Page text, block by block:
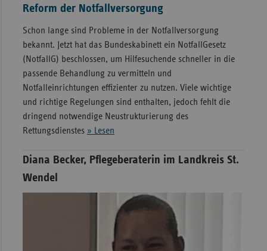
Reform der Notfallversorgung
Schon lange sind Probleme in der Notfallversorgung
bekannt. Jetzt hat das Bundeskabinett ein NotfallGesetz
(NotfallG) beschlossen, um Hilfesuchende schneller in die
passende Behandlung zu vermitteln und
Notfalleinrichtungen effizienter zu nutzen. Viele wichtige
und richtige Regelungen sind enthalten, jedoch fehlt die
dringend notwendige Neustrukturierung des
Rettungsdienstes » Lesen
Diana Becker, Pflegeberaterin im Landkreis St.
Wendel